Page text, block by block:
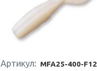
Артикул: MFA25-400-F12